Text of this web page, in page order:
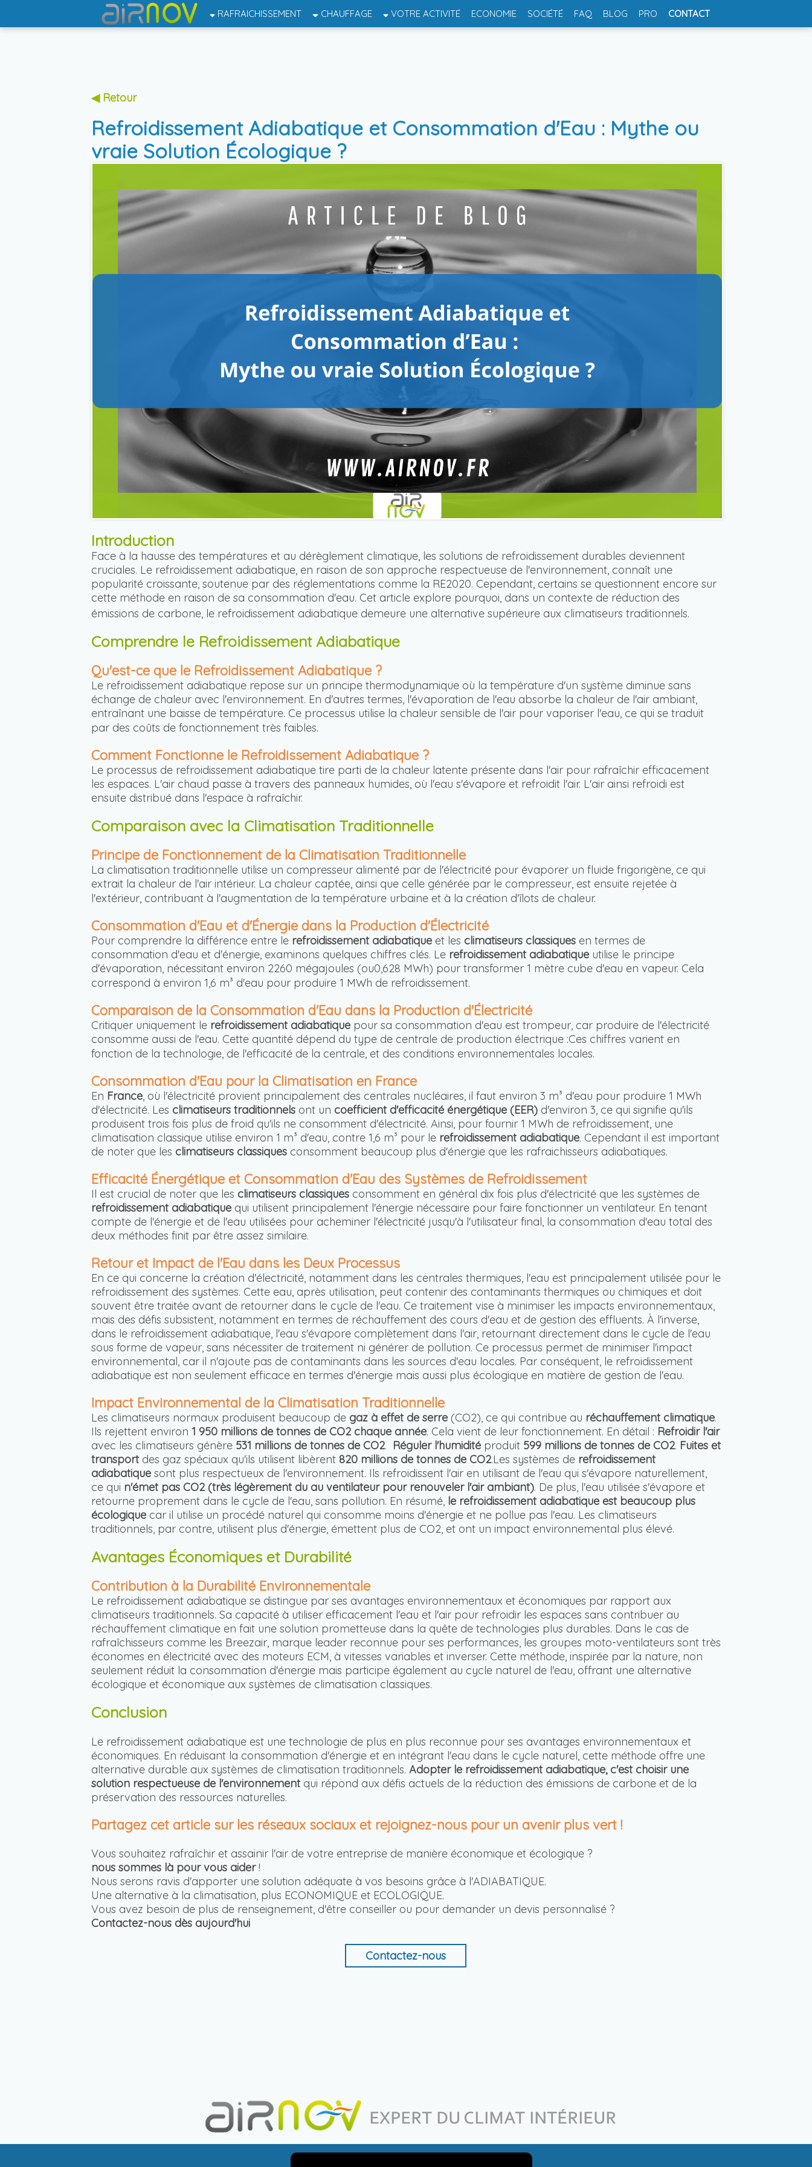
ACCUEIL RAFRAICHISSEMENT CHAUFFAGE VOTRE ACTIVITÉ ECONOMIE SOCIÉTÉ FAQ BLOG PRO CONTACT
◀ Retour
Refroidissement Adiabatique et Consommation d'Eau : Mythe ou
vraie Solution Écologique ?
Introduction
Face à la hausse des températures et au dérèglement climatique, les solutions de refroidissement durables deviennent
cruciales. Le refroidissement adiabatique, en raison de son approche respectueuse de l'environnement, connaît une
popularité croissante, soutenue par des réglementations comme la RE2020. Cependant, certains se questionnent encore sur
cette méthode en raison de sa consommation d'eau. Cet article explore pourquoi, dans un contexte de réduction des
émissions de carbone, le refroidissement adiabatique demeure une alternative supérieure aux climatiseurs traditionnels.
Comprendre le Refroidissement Adiabatique
Qu'est-ce que le Refroidissement Adiabatique ?
Le refroidissement adiabatique repose sur un principe thermodynamique où la température d'un système diminue sans
échange de chaleur avec l'environnement. En d'autres termes, l'évaporation de l'eau absorbe la chaleur de l'air ambiant,
entraînant une baisse de température. Ce processus utilise la chaleur sensible de l'air pour vaporiser l'eau, ce qui se traduit
par des coûts de fonctionnement très faibles.
Comment Fonctionne le Refroidissement Adiabatique ?
Le processus de refroidissement adiabatique tire parti de la chaleur latente présente dans l'air pour rafraîchir efficacement
les espaces. L'air chaud passe à travers des panneaux humides, où l'eau s'évapore et refroidit l'air. L'air ainsi refroidi est
ensuite distribué dans l'espace à rafraîchir.
Comparaison avec la Climatisation Traditionnelle
Principe de Fonctionnement de la Climatisation Traditionnelle
La climatisation traditionnelle utilise un compresseur alimenté par de l'électricité pour évaporer un fluide frigorigène, ce qui
extrait la chaleur de l'air intérieur. La chaleur captée, ainsi que celle générée par le compresseur, est ensuite rejetée à
l'extérieur, contribuant à l'augmentation de la température urbaine et à la création d'îlots de chaleur.
Consommation d'Eau et d'Énergie dans la Production d'Électricité
Pour comprendre la différence entre le refroidissement adiabatiqueet les climatiseurs classiques en termes de
consommation d'eau et d'énergie, examinons quelques chiffres clés. Le refroidissement adiabatique utilise le principe
d'évaporation, nécessitant environ 2260 mégajoules (ou0,628 MWh) pour transformer 1 mètre cube d'eau en vapeur. Cela
correspond à environ 1,6 m³ d'eau pour produire 1 MWh de refroidissement.
Comparaison de la Consommation d'Eau dans la Production d'Électricité
Critiquer uniquement le refroidissement adiabatique pour sa consommation d'eau est trompeur, car produire de l'électricité
consomme aussi de l'eau. Cette quantité dépend du type de centrale de production électrique :Ces chiffres varient en
fonction de la technologie, de l'efficacité de la centrale, et des conditions environnementales locales.
Consommation d'Eau pour la Climatisation en France
En France, où l'électricité provient principalement des centrales nucléaires, il faut environ 3 m³ d'eau pour produire 1 MWh
d'électricité. Les climatiseurs traditionnelsont un coefficient d'efficacité énergétique (EER)d'environ 3, ce qui signifie qu'ils
produisent trois fois plus de froid qu'ils ne consomment d'électricité. Ainsi, pour fournir 1 MWh de refroidissement, une
climatisation classique utilise environ 1 m³ d'eau, contre 1,6 m³ pour le refroidissement adiabatique. Cependant il est important
de noter que les climatiseurs classiquesconsomment beaucoup plus d'énergie que les rafraichisseurs adiabatiques.
Efficacité Énergétique et Consommation d'Eau des Systèmes de Refroidissement
Il est crucial de noter que les climatiseurs classiques consomment en général dix fois plus d'électricité que les systèmes de
refroidissement adiabatiquequi utilisent principalement l'énergie nécessaire pour faire fonctionner un ventilateur. En tenant
compte de l'énergie et de l'eau utilisées pour acheminer l'électricité jusqu'à l'utilisateur final, la consommation d'eau total des
deux méthodes finit par être assez similaire.
Retour et Impact de l'Eau dans les Deux Processus
En ce qui concerne la création d'électricité, notamment dans les centrales thermiques, l'eau est principalement utilisée pour le
refroidissement des systèmes. Cette eau, après utilisation, peut contenir des contaminants thermiques ou chimiques et doit
souvent être traitée avant de retourner dans le cycle de l'eau. Ce traitement vise à minimiser les impacts environnementaux,
mais des défis subsistent, notamment en termes de réchauffement des cours d'eau et de gestion des effluents. À l'inverse,
dans le refroidissement adiabatique, l'eau s'évapore complètement dans l'air, retournant directement dans le cycle de l'eau
sous forme de vapeur, sans nécessiter de traitement ni générer de pollution. Ce processus permet de minimiser l'impact
environnemental, car il n'ajoute pas de contaminants dans les sources d'eau locales. Par conséquent, le refroidissement
adiabatique est non seulement efficace en termes d'énergie mais aussi plus écologique en matière de gestion de l'eau.
Impact Environnemental de la Climatisation Traditionnelle
Les climatiseurs normaux produisent beaucoup de gaz à effet de serre(CO2), ce qui contribue au réchauffement climatique.
Ils rejettent environ 1 950 millions de tonnes de CO2 chaque année. Cela vient de leur fonctionnement. En détail : Refroidir l'air
avec les climatiseurs génère 531 millions de tonnes de CO2. Réguler l'humiditéproduit 599 millions de tonnes de CO2. Fuites et
transportdes gaz spéciaux qu'ils utilisent libèrent 820 millions de tonnes de CO2.Les systèmes de refroidissement
adiabatique sont plus respectueux de l'environnement. Ils refroidissent l'air en utilisant de l'eau qui s'évapore naturellement,
ce qui n'émet pas CO2 (très légèrement du au ventilateur pour renouveler l'air ambiant). De plus, l'eau utilisée s'évapore et
retourne proprement dans le cycle de l'eau, sans pollution. En résumé, le refroidissement adiabatique est beaucoup plus
écologiquecar il utilise un procédé naturel qui consomme moins d'énergie et ne pollue pas l'eau. Les climatiseurs
traditionnels, par contre, utilisent plus d'énergie, émettent plus de CO2, et ont un impact environnemental plus élevé.
Avantages Économiques et Durabilité
Contribution à la Durabilité Environnementale
Le refroidissement adiabatique se distingue par ses avantages environnementaux et économiques par rapport aux
climatiseurs traditionnels. Sa capacité à utiliser efficacement l'eau et l'air pour refroidir les espaces sans contribuer au
réchauffement climatique en fait une solution prometteuse dans la quête de technologies plus durables. Dans le cas de
rafraîchisseurs comme les Breezair, marque leader reconnue pour ses performances, les groupes moto-ventilateurs sont très
économes en électricité avec des moteurs ECM, à vitesses variables et inverser. Cette méthode, inspirée par la nature, non
seulement réduit la consommation d'énergie mais participe également au cycle naturel de l'eau, offrant une alternative
écologique et économique aux systèmes de climatisation classiques.
Conclusion
Le refroidissement adiabatique est une technologie de plus en plus reconnue pour ses avantages environnementaux et
économiques. En réduisant la consommation d'énergie et en intégrant l'eau dans le cycle naturel, cette méthode offre une
alternative durable aux systèmes de climatisation traditionnels. Adopter le refroidissement adiabatique, c'est choisir une
solution respectueuse de l'environnementqui répond aux défis actuels de la réduction des émissions de carbone et de la
préservation des ressources naturelles.
Partagez cet article sur les réseaux sociaux et rejoignez-nous pour un avenir plus vert !
Vous souhaitez rafraîchir et assainir l'air de votre entreprise de manière économique et écologique ?
nous sommes là pour vous aider!
Nous serons ravis d'apporter une solution adéquate à vos besoins grâce à l'ADIABATIQUE.
Une alternative à la climatisation, plus ECONOMIQUE et ECOLOGIQUE.
Vous avez besoin de plus de renseignement, d'être conseiller ou pour demander un devis personnalisé ?
Contactez-nous dès aujourd'hui
Contactez-nous